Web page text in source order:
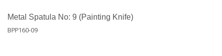
Metal Spatula No: 9 (Painting Knife)
BPP160-09